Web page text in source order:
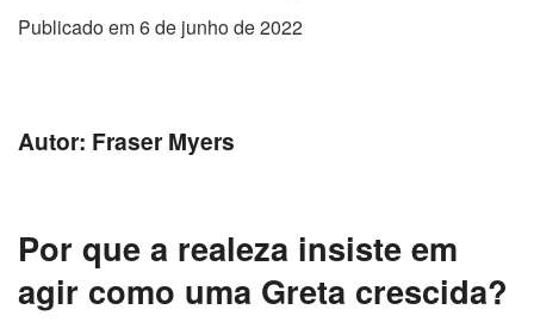
Publicado em 6 de junho de 2022
Autor: Fraser Myers
Por que a realeza insiste em
agir como uma Greta crescida?